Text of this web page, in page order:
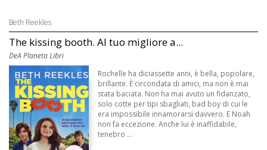
Beth Reekles
The kissing booth. Al tuo migliore a...
DeA Planeta Libri
Rochelle ha diciassette anni, è bella, popolare,
brillante. È circondata di amici, ma non è mai
stata baciata. Non ha mai avuto un fidanzato,
solo cotte per tipi sbagliati, bad boy di cui le
era impossibile innamorarsi davvero. E Noah
non fa eccezione. Anche lui è inaffidabile,
tenebro ...